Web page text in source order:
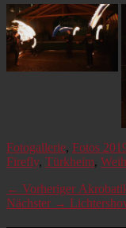
Kategorien
Fotogallerie, Fotos
Firefly, Türkheim,
← Vorheriger
Beitrag:
Nächster → Nächster